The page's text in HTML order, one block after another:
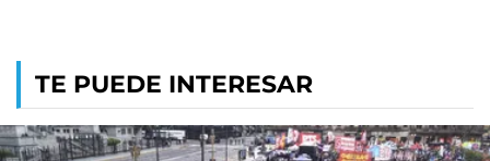
TE PUEDE INTERESAR